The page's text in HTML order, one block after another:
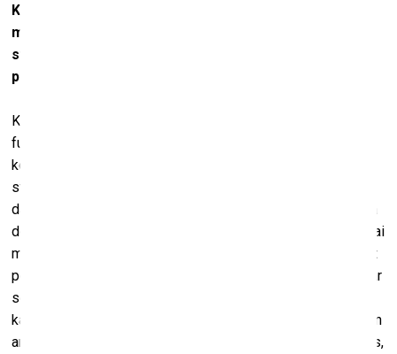
Kāpēc tev šī tēma vispār liekas interesanta? Tas ir
mēģinājums atklāt kādu savu stāstu caur tuvinieku
stāstiem? Vai arī iespēja paplašināt savu uztveri,
pateicoties viņu pieredzei?
Kad satieku cilvēkus, pirmais, kas man interesē, ir, kā viņi
funkcionē ģimenes rāmjos. Man interesē arī
konfliktsituācijas, kad, no vienas puses, mēs esam tuvi,
starp mums ir asinsradniecība, taču vienlaikus ir arī ļoti
dažādas intereses, uzskati, orientieri. Turklāt man ir svarīga
doma – ja nu es nespēju iekārtot savu ģimenes modeli tā, lai
mēs visi dzīvotu draudzīgi, un vai es varu mēģināt ko mainīt
politiski arī visas sabiedrības līmenī. Tādas lietas ir jāsāk ar
sevi un sev tuvās “mini sabiedrības” līmenī. Un man liekas,
ka tas ir tāds foršs modelis, kas man vienmēr ir pieejams un
ar kuru ir interesanti spēlēties. Kaut kādā mērā tā ir arī sevis,